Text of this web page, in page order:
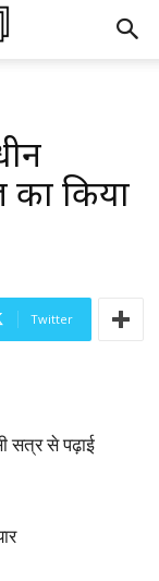
किया
Twitter
सत्र से पढ़ाई